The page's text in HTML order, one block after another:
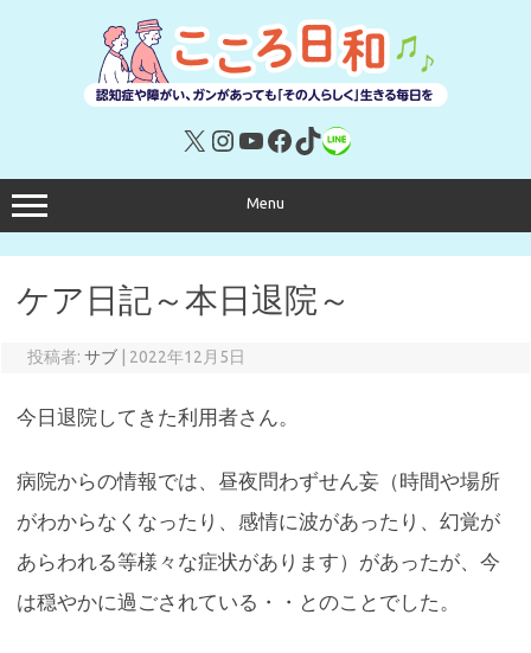
X Instagram
YouTube
Facebook
TikTok
リンク
Menu
ケア日記～本日退院～
投稿者: サブ 2022年12月5日
今日退院してきた利用者さん。
病院からの情報では、昼夜問わずせん妄（時間や場所
がわからなくなったり、感情に波があったり、幻覚が
あらわれる等様々な症状があります）があったが、今
は穏やかに過ごされている・・とのことでした。